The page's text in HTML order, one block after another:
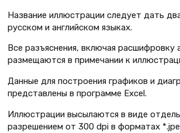
Название иллюстрации следует дать
русском и английском языках.
Все разъяснения, включая расшифровку
размещаются в примечании к
Данные для построения графиков и
представлены в программе Excel.
Иллюстрации высылаются в виде
разрешением от 300 dpi в форматах